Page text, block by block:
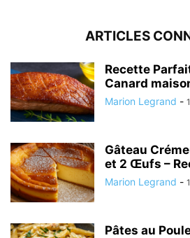
ARTICLES
Recette
Canard
Marion Legrand -
Gâteau
et 2 Œufs –
Marion Legrand -
Pâtes au